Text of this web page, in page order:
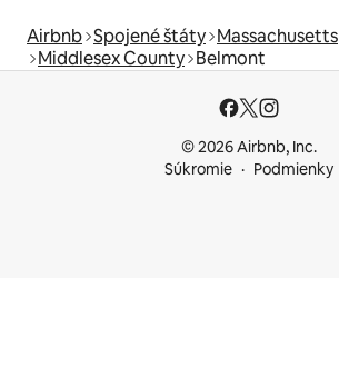
Airbnb Spojené štáty Massachusetts
Middlesex County Belmont
© 2026 Airbnb, Inc.
Súkromie
Podmienky